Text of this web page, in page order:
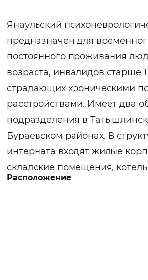
Янаульский
предназначен для
постоянного проживания
возраста, инвалидов старше
страдающих хроническими
расстройствами. Имеет два
подразделения в
Бураевском районах. В
интерната входят жилые
складские помещения,
пищеблок со столовой.
Расположение